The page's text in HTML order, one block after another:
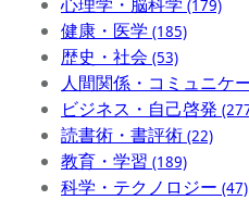
(179)
健康・医学 (185)
歴史・社会 (53)
人間関係・コミュニケ
ビジネス・自己啓発
読書術・書評術 (22)
教育・学習 (189)
科学・テクノロジー (47)